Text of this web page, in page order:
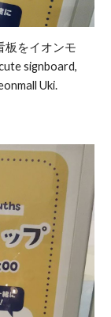
板をイオンモ
signboard,
Uki.